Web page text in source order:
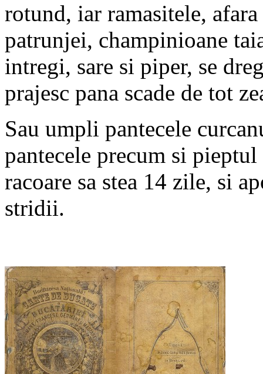
rotund, iar ramasitele,
patrunjei, champinioane
intregi, sare si piper, se
prajesc pana scade de tot
Sau umpli pantecele
pantecele precum si
racoare sa stea 14 zile, si
stridii.